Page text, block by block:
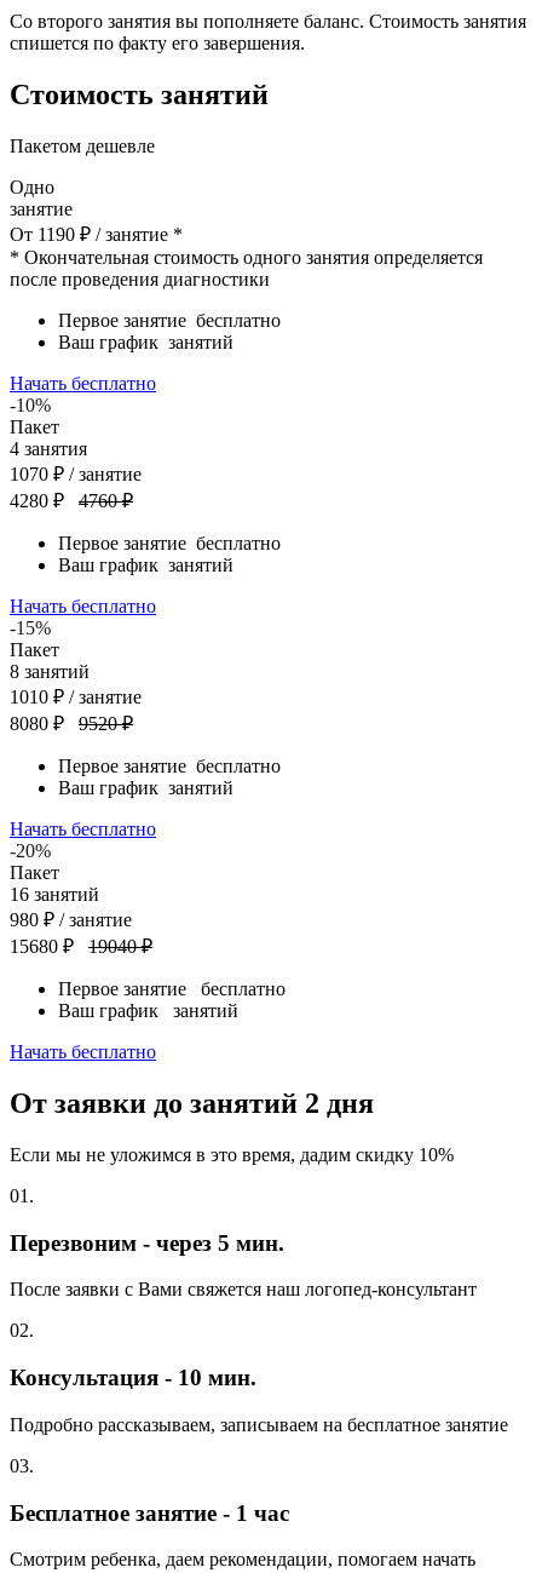
Со второго занятия вы пополняете баланс. Стоимость занятия
спишется по факту его завершения.
Стоимость занятий
Пакетом дешевле
Одно
занятие
От 1190 ₽ / занятие *
* Окончательная стоимость одного занятия определяется
после проведения диагностики
Первое занятие бесплатно
Ваш график занятий
Начать бесплатно
-10%
Пакет
4 занятия
1070 ₽ / занятие
4280 ₽
4760 ₽
Первое занятие бесплатно
Ваш график занятий
Начать бесплатно
-15%
Пакет
8 занятий
1010 ₽ / занятие
8080 ₽
9520 ₽
Первое занятие бесплатно
Ваш график занятий
Начать бесплатно
-20%
Пакет
16 занятий
980 ₽ / занятие
15680 ₽
19040 ₽
Первое занятие бесплатно
Ваш график занятий
Начать бесплатно
От заявки до занятий 2 дня
Если мы не уложимся в это время, дадим скидку 10%
01.
Перезвоним - через 5 мин.
После заявки с Вами свяжется наш логопед-консультант
02.
Консультация - 10 мин.
Подробно рассказываем, записываем на бесплатное занятие
03.
Бесплатное занятие - 1 час
Смотрим ребенка, даем рекомендации, помогаем начать